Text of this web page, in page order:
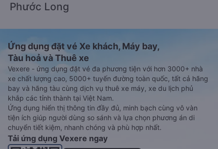
Phước Long
Ứng dụng đặt vé Xe khách, Máy bay,
Tàu hoả và Thuê xe
Vexere - ứng dụng đặt vé đa phương tiện với hơn 3000+ nhà
xe chất lượng cao, 5000+ tuyến đường toàn quốc, tất cả hãng
bay và hãng tàu cùng dịch vụ thuê xe máy, xe du lịch phủ
khắp các tỉnh thành tại Việt Nam.
Ứng dụng hiển thị thông tin đầy đủ, minh bạch cùng vô vàn
tiện ích giúp người dùng so sánh và lựa chọn phương án di
chuyển tiết kiệm, nhanh chóng và phù hợp nhất.
Tải ứng dụng Vexere ngay